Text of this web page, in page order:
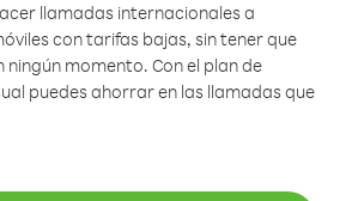
llamadas internacionales a
con tarifas bajas, sin tener que
ningún momento. Con el plan de
puedes ahorrar en las llamadas que